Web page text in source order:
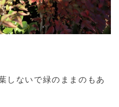
しないで緑のままのもあ